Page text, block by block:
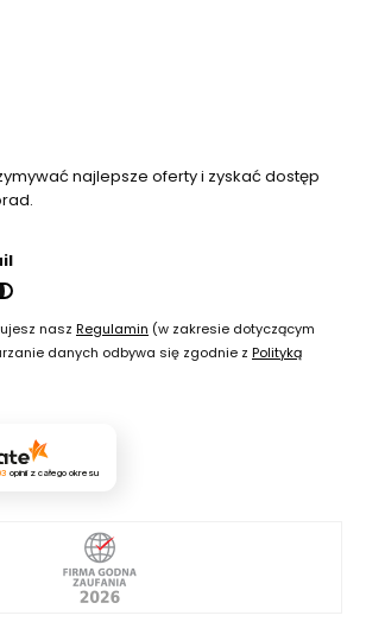
najlepsze oferty i zyskać dostęp
nasz Regulamin (w zakresie dotyczącym
danych odbywa się zgodnie z Polityką
opinii z całego okresu